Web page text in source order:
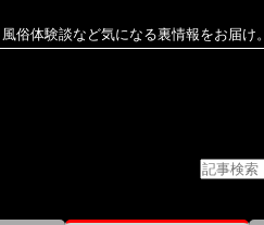
俗体験談など気になる裏情報をお届け。